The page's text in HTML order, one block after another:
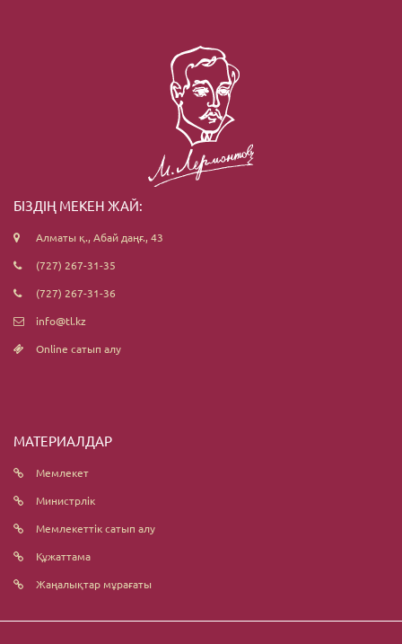
БІЗДІҢ МЕКЕН ЖАЙ:
Алматы қ., Абай даңғ., 43
(727) 267-31-35
(727) 267-31-36
info@tl.kz
Online сатып алу
МАТЕРИАЛДАР
Мемлекет
Министрлік
Мемлекеттік сатып алу
Құжаттама
Жаңалықтар мұрағаты